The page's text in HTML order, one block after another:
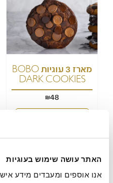
האתר עושה שימוש בעוגיות
מארז 3 עוגיות BOBO
DARK COOKIES
48
₪
הוסף לסל